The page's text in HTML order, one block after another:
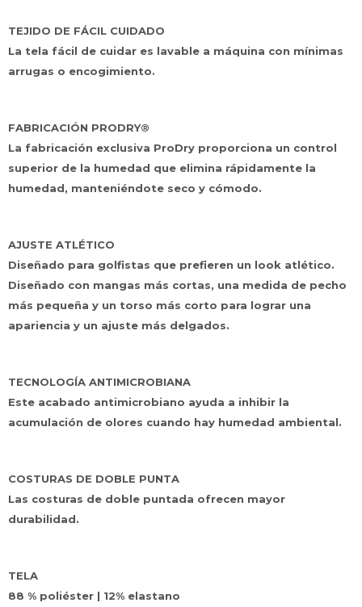
TEJIDO DE FÁCIL CUIDADO
La tela fácil de cuidar es lavable a máquina con mínimas
arrugas o encogimiento.
FABRICACIÓN PRODRY®
La fabricación exclusiva ProDry proporciona un control
superior de la humedad que elimina rápidamente la
humedad, manteniéndote seco y cómodo.
AJUSTE ATLÉTICO
Diseñado para golfistas que prefieren un look atlético.
Diseñado con mangas más cortas, una medida de pecho
más pequeña y un torso más corto para lograr una
apariencia y un ajuste más delgados.
TECNOLOGÍA ANTIMICROBIANA
Este acabado antimicrobiano ayuda a inhibir la
acumulación de olores cuando hay humedad ambiental.
COSTURAS DE DOBLE PUNTA
Las costuras de doble puntada ofrecen mayor
durabilidad.
TELA
88 % poliéster | 12% elastano